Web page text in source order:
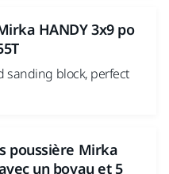
HANDY 3x9 po
sanding block, perfect
poussière Mirka
un boyau et 5